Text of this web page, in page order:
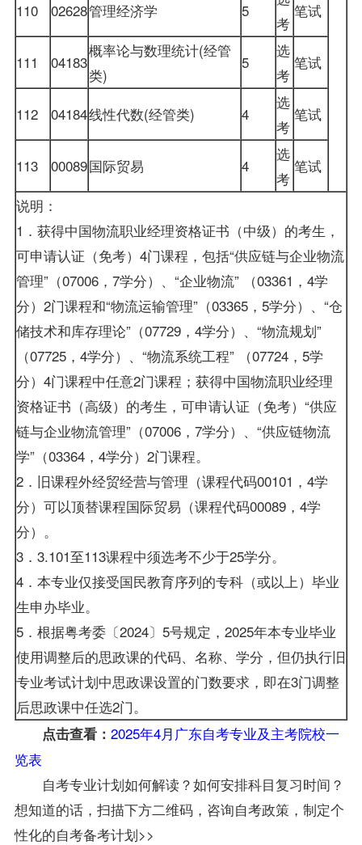
110 02628管理经济学 5
考
笔试
111 04183
概率论与数理统计(经管
类)
5
选
考
笔试
112 04184线性代数(经管类) 4
选
考
笔试
113 00089国际贸易 4
选
考
笔试
说明：
1．获得中国物流职业经理资格证书（中级）的考生，
可申请认证（免考）4门课程，包括“供应链与企业物流
管理”（07006，7学分）、“企业物流” （03361，4学
分）2门课程和“物流运输管理”（03365，5学分）、“仓
储技术和库存理论”（07729，4学分）、“物流规划”
（07725，4学分）、“物流系统工程” （07724，5学
分）4门课程中任意2门课程；获得中国物流职业经理
资格证书（高级）的考生，可申请认证（免考）“供应
链与企业物流管理”（07006，7学分）、“供应链物流
学”（03364，4学分）2门课程。
2．旧课程外经贸经营与管理（课程代码00101，4学
分）可以顶替课程国际贸易 （课程代码00089，4学
分）。
3．3.101至113课程中须选考不少于25学分。
4．本专业仅接受国民教育序列的专科（或以上）毕业
生申办毕业。
5．根据粤考委〔2024〕5号规定，2025年本专业毕业
使用调整后的思政课的代码、名称、学分，但仍执行旧
专业考试计划中思政课设置的门数要求，即在3门调整
后思政课中任选2门。
点击查看： 2025年4月广东自考专业及主考院校一
览表
自考专业计划如何解读？如何安排科目复习时间？
想知道的话，扫描下方二维码，咨询自考政策，制定个
性化的自考备考计划>>